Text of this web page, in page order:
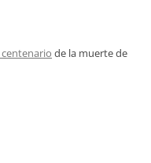
de la muerte de